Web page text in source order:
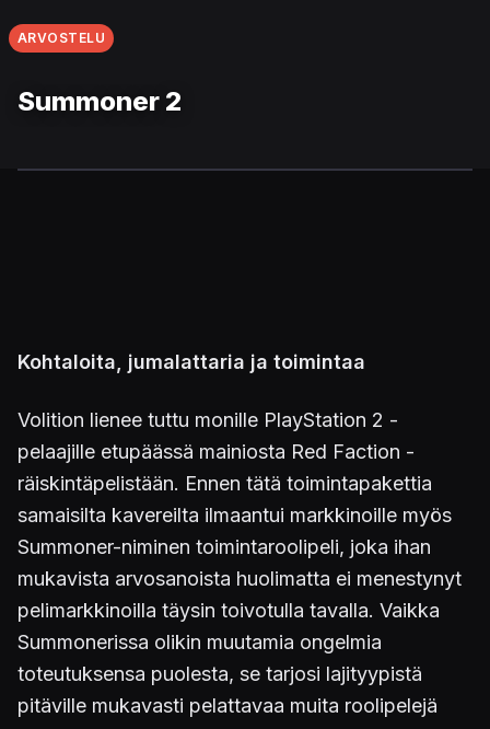
ARVOSTELU
Summoner 2
Kohtaloita, jumalattaria ja toimintaa
Volition lienee tuttu monille PlayStation 2 -
pelaajille etupäässä mainiosta Red Faction -
räiskintäpelistään. Ennen tätä toimintapakettia
samaisilta kavereilta ilmaantui markkinoille myös
Summoner-niminen toimintaroolipeli, joka ihan
mukavista arvosanoista huolimatta ei menestynyt
pelimarkkinoilla täysin toivotulla tavalla. Vaikka
Summonerissa olikin muutamia ongelmia
toteutuksensa puolesta, se tarjosi lajityypistä
pitäville mukavasti pelattavaa muita roolipelejä